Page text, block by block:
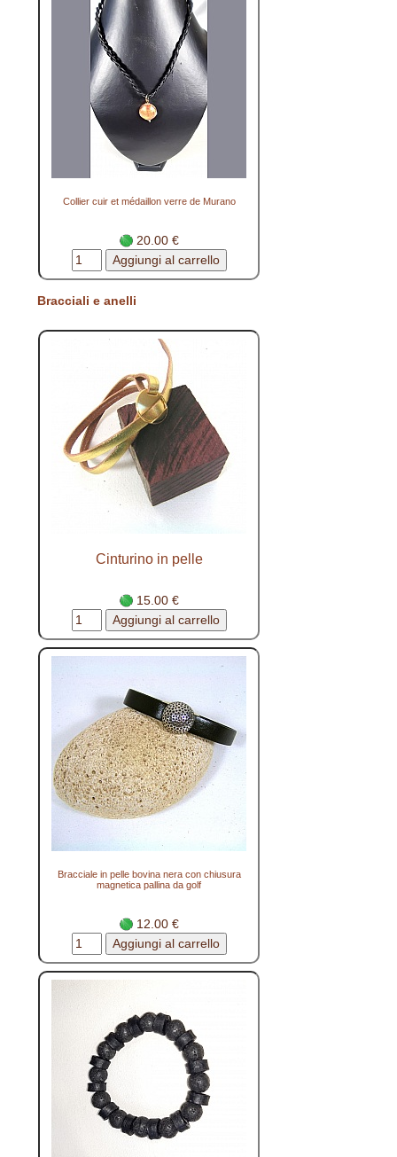
Collier cuir et médaillon verre de Murano
20.00 €
Bracciali e anelli
Cinturino in pelle
15.00 €
Bracciale in pelle bovina nera con chiusura
magnetica pallina da golf
12.00 €